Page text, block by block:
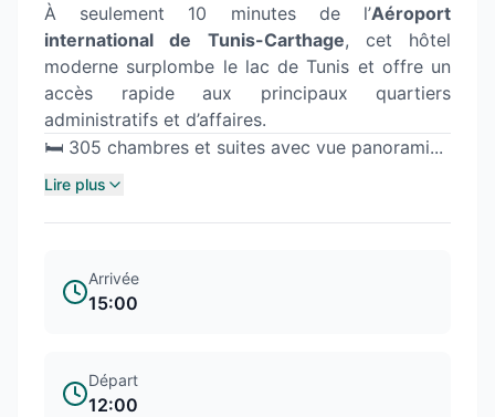
À seulement 10 minutes de l’Aéroport
international de Tunis-Carthage, cet hôtel
moderne surplombe le lac de Tunis et offre un
accès rapide aux principaux quartiers
administratifs et d’affaires.
🛏️ 305 chambres et suites avec vue panorami...
Lire plus
Arrivée
15:00
Départ
12:00